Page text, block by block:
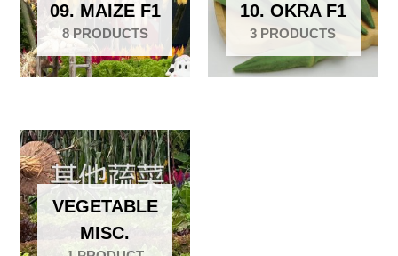
09. MAIZE F1
8 PRODUCTS
10. OKRA F1
3 PRODUCTS
VEGETABLE
MISC.